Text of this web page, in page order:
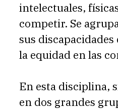
intelectuales,
competir. Se
sus
la equidad en las
En esta disciplina,
en dos grandes